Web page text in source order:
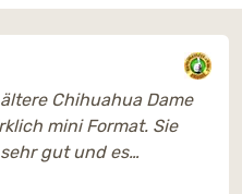
Chihuahua Dame
mini Format. Sie
gut und es
sichtlich gut.“